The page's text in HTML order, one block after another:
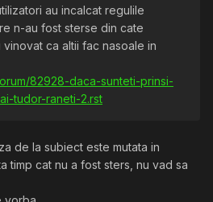
au incalcat regulile
n-au fost sterse din cate
ca altii fac nasoale in
82928-daca-sunteti-prinsi-
tudor-raneti-2.rst
de la subiect este mutata in
timp cat nu a fost sters, nu vad sa